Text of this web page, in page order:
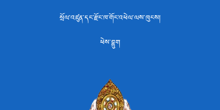
སྲོལ་འཛུན་དང་རྫོང་ཁ་གོང་འཕེལ་ལས་ཁུངས།
ཕེས་བྷུག